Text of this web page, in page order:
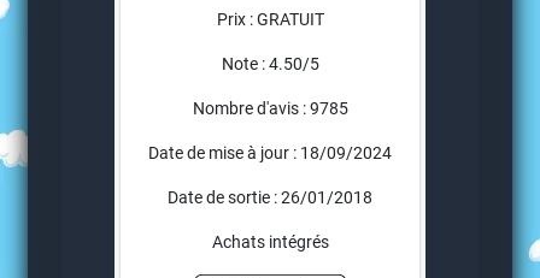
Prix : GRATUIT
Note : 4.50/5
Nombre d'avis : 9785
Date de mise à jour : 18/09/2024
Date de sortie : 26/01/2018
Achats intégrés